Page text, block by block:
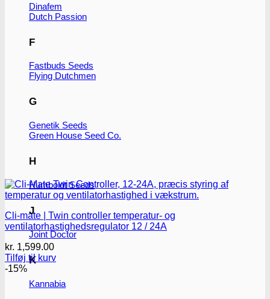
Dinafem
Dutch Passion
F
Fastbuds Seeds
Flying Dutchmen
G
Genetik Seeds
Green House Seed Co.
H
Humboldt Seeds
J
Joint Doctor
K
Kannabia
Cli-mate | Twin controller temperatur- og
ventilatorhastighedsregulator 12 / 24A
kr. 1,599.00
Tilføj til kurv
-15%